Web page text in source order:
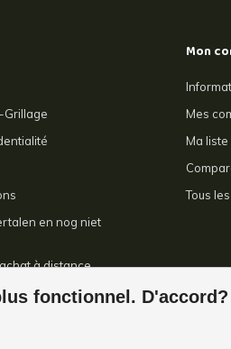
fonctionnel. D'accord?
Grillage
en nog niet
à distance
Mon
Mes
Ma
Tous